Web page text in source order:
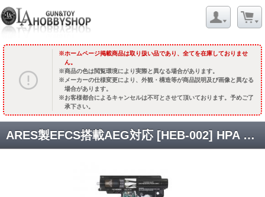
ホームページ掲載商品は取り扱い品であり、全てを在庫しておりませ
ん。
商品の色は閲覧環境により実際と異なる場合があります。
メーカーの仕様変更により、外観・構造等が商品説明及び画像と異なる
場合があります。
お客様都合によるキャンセルは不可とさせて頂いております。予めご了
承下さい。
ARES製EFCS搭載AEG対応 [HEB-002] HPA SYSTEM V2メカボックス 【アンビセレクター用】[取寄]